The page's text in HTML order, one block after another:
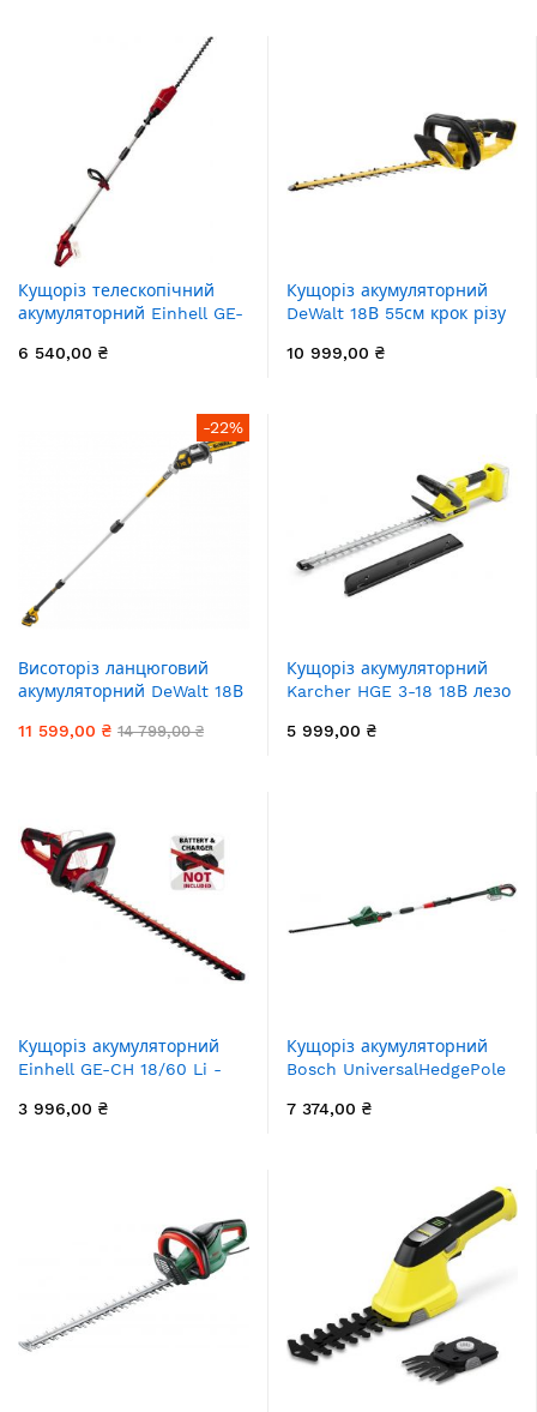
Кущоріз телескопічний
акумуляторний Einhell GE-
450мм штанга 0.88-1.82м
6 540,00 ₴
Кущоріз акумуляторний
DeWalt 18В 55см крок різу
10 999,00 ₴
-22%
Висоторіз ланцюговий
акумуляторний DeWalt 18В
280см 4.0кг без АКБ та ЗП
11 599,00 ₴ 14 799,00 ₴
Кущоріз акумуляторний
Karcher HGE 3-18 18В лезо
без АКБ та ЗП
5 999,00 ₴
Кущоріз акумуляторний
Einhell GE-CH 18/60 Li -
різу 22мм 2.9кг без АКБ та
3 996,00 ₴
Кущоріз акумуляторний
Bosch UniversalHedgePole
16мм 3.6кг без АКБ та ЗП
7 374,00 ₴